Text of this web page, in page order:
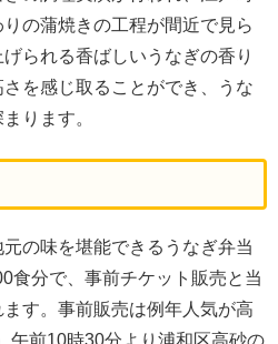
の蒲焼きの工程が間近で見ら
られる香ばしいうなぎの香り
を感じ取ることができ、うな
ります。
の味を堪能できるうなぎ弁当
食分で、事前チケット販売と当
す。事前販売は例年人気が高
午前10時30分より浦和区高砂の